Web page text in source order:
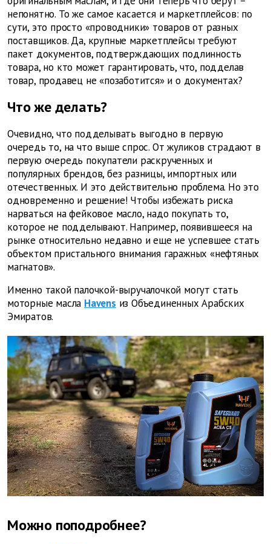
непонятно. То же самое касается и маркетплейсов: по
сути, это просто «проводники» товаров от разных
поставщиков. Да, крупные маркетплейсы требуют
пакет документов, подтверждающих подлинность
товара, но кто может гарантировать, что, подделав
товар, продавец не «позаботится» и о документах?
Что же делать?
Очевидно, что подделывать выгодно в первую
очередь то, на что выше спрос. От жуликов страдают в
первую очередь покупатели раскрученных и
популярных брендов, без разницы, импортных или
отечественных. И это действительно проблема. Но это
одновременно и решение! Чтобы избежать риска
нарваться на фейковое масло, надо покупать то,
которое не подделывают. Например, появившееся на
рынке относительно недавно и еще не успевшее стать
объектом пристального внимания гаражных «нефтяных
магнатов».
Именно такой палочкой-выручалочкой могут стать
моторные масла Havens из Объединенных Арабских
Эмиратов.
Можно поподробнее?